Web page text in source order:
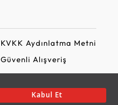
Kabul Et
KVKK Aydınlatma Metni
Güvenli Alışveriş